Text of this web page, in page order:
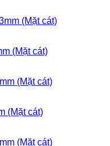
(Mặt cát)
(Mặt cát)